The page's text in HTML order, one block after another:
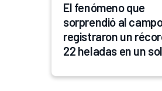
El fenómeno que
sorprendió al
registraron un
22 heladas en un